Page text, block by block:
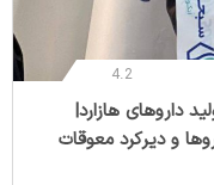
4.2
داروهای هازارد|
و دیرکرد معوقات